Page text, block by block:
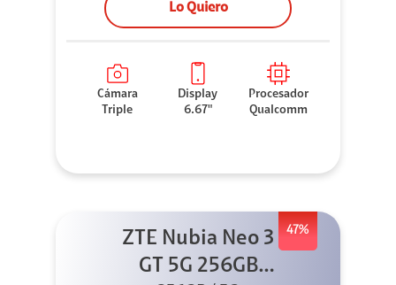
Lo Quiero
Cámara
Triple
Display
6.67"
Procesador
Qualcomm
47%
ZTE Nubia Neo 3
GT 5G 256GB